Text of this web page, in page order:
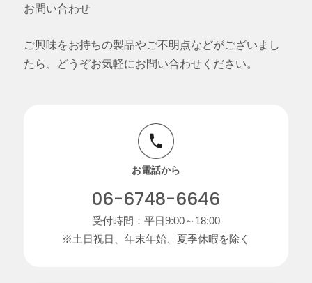
お問い合わせ
ご興味をお持ちの製品やご不明点などがございまし
たら、どうぞお気軽にお問い合わせください。
お電話から
06-6748-6646
受付時間：平日9:00～18:00
※土日祝日、年末年始、夏季休暇を除く